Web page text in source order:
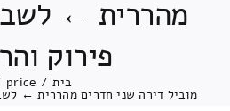
מהררית ←
פירוק
בית /
price
מוביל דירה שני חדרים מהררית ←